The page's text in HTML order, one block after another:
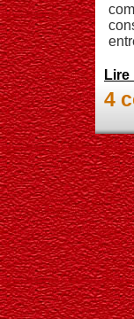
Lire
4